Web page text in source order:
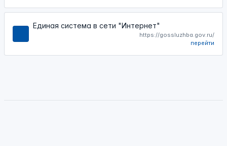
Единая система в сети "Интернет"
https://gossluzhba.gov.ru/
перейти